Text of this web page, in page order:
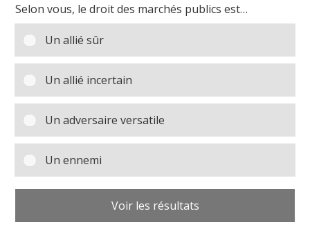
Selon vous, le droit des marchés publics est…
Un allié sûr
Un allié incertain
Un adversaire versatile
Un ennemi
Voir les résultats